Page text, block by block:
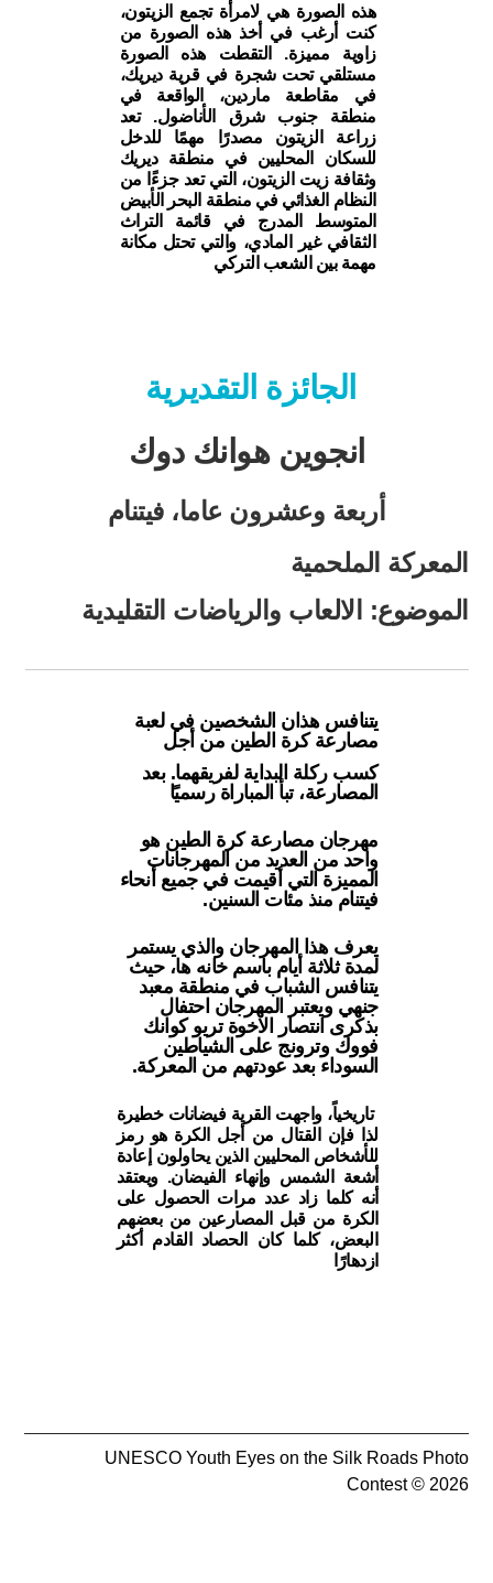
هذه الصورة هي لامرأة تجمع الزيتون،
كنت أرغب في أخذ هذه الصورة من
زاوية مميزة. التقطت هذه الصورة
مستلقي تحت شجرة في قرية ديريك،
في مقاطعة ماردين، الواقعة في
منطقة جنوب شرق الأناضول. تعد
زراعة الزيتون مصدرًا مهمًا للدخل
للسكان المحليين في منطقة ديريك
وثقافة زيت الزيتون، التي تعد جزءًا من
النظام الغذائي في منطقة البحر الأبيض
المتوسط المدرج في قائمة التراث
الثقافي غير المادي، والتي تحتل مكانة
مهمة بين الشعب التركي
الجائزة التقديرية
انجوين هوانك دوك
أربعة وعشرون عاما، فيتنام
المعركة الملحمية
الموضوع: الالعاب والرياضات التقليدية
يتنافس هذان الشخصين في لعبة
مصارعة كرة الطين من أجل
كسب ركلة البداية لفريقهما. بعد
المصارعة، تبأ المباراة رسميًا
مهرجان مصارعة كرة الطين هو
واحد من العديد من المهرجانات
المميزة التي أقيمت في جميع أنحاء
فيتنام منذ مئات السنين.
يعرف هذا المهرجان والذي يستمر
لمدة ثلاثة أيام باسم خانه ها، حيث
يتنافس الشباب في منطقة معبد
جنهي ويعتبر المهرجان احتفال
بذكرى انتصار الاخوة تريو كوانك
فووك وترونج على الشياطين
السوداء بعد عودتهم من المعركة.
تاريخياً، واجهت القرية فيضانات خطيرة
لذا فإن القتال من أجل الكرة هو رمز
للأشخاص المحليين الذين يحاولون إعادة
أشعة الشمس وإنهاء الفيضان. ويعتقد
أنه كلما زاد عدد مرات الحصول على
الكرة من قبل المصارعين من بعضهم
البعض، كلما كان الحصاد القادم أكثر
ازدهارًا
UNESCO Youth Eyes on the Silk Roads Photo
Contest © 2026